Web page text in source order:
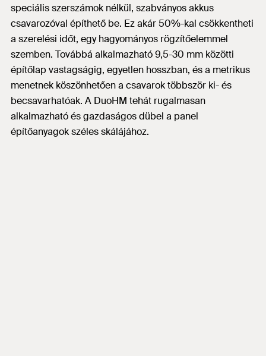
speciális szerszámok nélkül, szabványos akkus
csavarozóval építhető be. Ez akár 50%-kal csökkentheti
a szerelési időt, egy hagyományos rögzítőelemmel
szemben. Továbbá alkalmazható 9,5-30 mm közötti
építőlap vastagságig, egyetlen hosszban, és a metrikus
menetnek köszönhetően a csavarok többször ki- és
becsavarhatóak. A DuoHM tehát rugalmasan
alkalmazható és gazdaságos dübel a panel
építőanyagok széles skálájához.